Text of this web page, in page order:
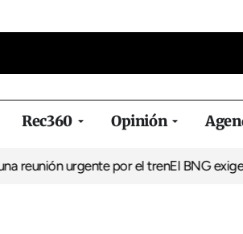
Rec360 Opinión
urgente por el trenEl BNG exige la